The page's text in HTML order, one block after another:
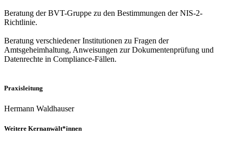
Beratung der BVT-Gruppe zu den Bestimmungen der NIS-2-
Richtlinie.
Beratung verschiedener Institutionen zu Fragen der
Amtsgeheimhaltung, Anweisungen zur Dokumentenprüfung und
Datenrechte in Compliance-Fällen.
Praxisleitung
Hermann Waldhauser
Weitere Kernanwält*innen